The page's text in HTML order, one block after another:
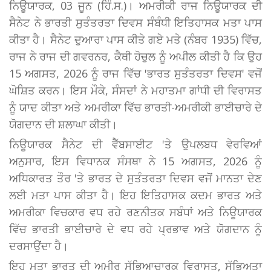
ਨਿਊਯਾਰਕ, 03 ਜੂਨ (ਹਿੰ.ਸ.)। ਅਮਰੀਕੀ ਰਾਜ ਨਿਊਯਾਰਕ ਦੀ
ਸੈਨੇਟ ਨੇ ਭਾਰਤੀ ਸੁਤੰਤਰਤਾ ਦਿਵਸ ਸੰਬੰਧੀ ਇਤਿਹਾਸਕ ਮਤਾ ਪਾਸ
ਕੀਤਾ ਹੈ। ਸੈਨੇਟ ਦੁਆਰਾ ਪਾਸ ਕੀਤੇ ਗਏ ਮਤੇ (ਨੰਬਰ 1935) ਵਿੱਚ,
ਰਾਜ ਨੇ ਰਾਜ ਦੀ ਗਵਰਨਰ, ਕੈਥੀ ਹੋਚੁਲ ਨੂੰ ਅਪੀਲ ਕੀਤੀ ਹੈ ਕਿ ਉਹ
15 ਅਗਸਤ, 2026 ਨੂੰ ਰਾਜ ਵਿੱਚ 'ਭਾਰਤ ਸੁਤੰਤਰਤਾ ਦਿਵਸ' ਵਜੋਂ
ਘੋਸ਼ਿਤ ਕਰਨ। ਇਸ ਮੌਕੇ, ਸੰਸਦਾਂ ਨੇ ਮਹਾਤਮਾ ਗਾਂਧੀ ਦੀ ਵਿਰਾਸਤ
ਨੂੰ ਯਾਦ ਕੀਤਾ ਅਤੇ ਅਮਰੀਕਾ ਵਿੱਚ ਭਾਰਤੀ-ਅਮਰੀਕੀ ਭਾਈਚਾਰੇ ਦੇ
ਯੋਗਦਾਨ ਦੀ ਸ਼ਲਾਘਾ ਕੀਤੀ।
ਨਿਊਯਾਰਕ ਸੈਨੇਟ ਦੀ ਵੈੱਬਸਾਈਟ 'ਤੇ ਉਪਲਬਧ ਵੇਰਵਿਆਂ
ਅਨੁਸਾਰ, ਇਸ ਵਿਧਾਨਕ ਸੰਸਥਾ ਨੇ 15 ਅਗਸਤ, 2026 ਨੂੰ
ਅਧਿਕਾਰਤ ਤੌਰ 'ਤੇ ਭਾਰਤ ਦੇ ਸੁਤੰਤਰਤਾ ਦਿਵਸ ਵਜੋਂ ਮਾਨਤਾ ਦੇਣ
ਲਈ ਮਤਾ ਪਾਸ ਕੀਤਾ ਹੈ। ਇਹ ਇਤਿਹਾਸਕ ਕਦਮ ਭਾਰਤ ਅਤੇ
ਅਮਰੀਕਾ ਵਿਚਕਾਰ ਵਧ ਰਹੇ ਰਣਨੀਤਕ ਸਬੰਧਾਂ ਅਤੇ ਨਿਊਯਾਰਕ
ਵਿੱਚ ਭਾਰਤੀ ਭਾਈਚਾਰੇ ਦੇ ਵਧ ਰਹੇ ਪ੍ਰਭਾਵ ਅਤੇ ਯੋਗਦਾਨ ਨੂੰ
ਦਰਸਾਉਂਦਾ ਹੈ।
ਇਹ ਮਤਾ ਭਾਰਤ ਦੀ ਅਮੀਰ ਸੱਭਿਆਚਾਰਕ ਵਿਰਾਸਤ, ਸੱਭਿਅਤਾ